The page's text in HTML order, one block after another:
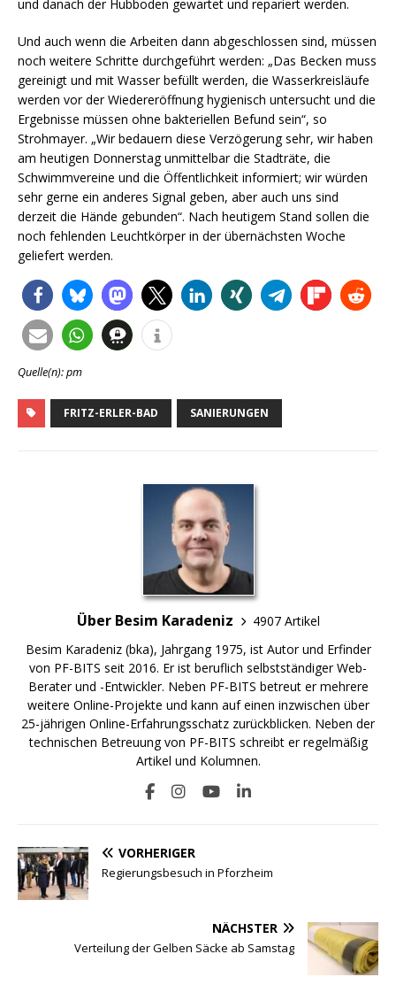
und danach der Hubboden gewartet und repariert werden.
Und auch wenn die Arbeiten dann abgeschlossen sind, müssen
noch weitere Schritte durchgeführt werden: „Das Becken muss
gereinigt und mit Wasser befüllt werden, die Wasserkreisläufe
werden vor der Wiedereröffnung hygienisch untersucht und die
Ergebnisse müssen ohne bakteriellen Befund sein“, so
Strohmayer. „Wir bedauern diese Verzögerung sehr, wir haben
am heutigen Donnerstag unmittelbar die Stadträte, die
Schwimmvereine und die Öffentlichkeit informiert; wir würden
sehr gerne ein anderes Signal geben, aber auch uns sind
derzeit die Hände gebunden“. Nach heutigem Stand sollen die
noch fehlenden Leuchtkörper in der übernächsten Woche
geliefert werden.
Quelle(n): pm
FRITZ-ERLER-BAD SANIERUNGEN
Über Besim Karadeniz
4907 Artikel
Besim Karadeniz (bka), Jahrgang 1975, ist Autor und Erfinder
von PF-BITS seit 2016. Er ist beruflich selbstständiger Web-
Berater und -Entwickler. Neben PF-BITS betreut er mehrere
weitere Online-Projekte und kann auf einen inzwischen über
25-jährigen Online-Erfahrungsschatz zurückblicken. Neben der
technischen Betreuung von PF-BITS schreibt er regelmäßig
Artikel und Kolumnen.
VORHERIGER
Regierungsbesuch in Pforzheim
NÄCHSTER
Verteilung der Gelben Säcke ab Samstag